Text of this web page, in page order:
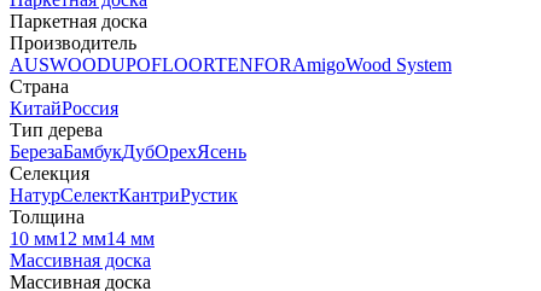
Паркетная доска
Производитель
AUSWOODUPOFLOORTENFORAmigoWood System
Страна
КитайРоссия
Тип дерева
БерезаБамбукДубОрехЯсень
Селекция
НатурСелектКантриРустик
Толщина
10 мм12 мм14 мм
Массивная доска
Массивная доска